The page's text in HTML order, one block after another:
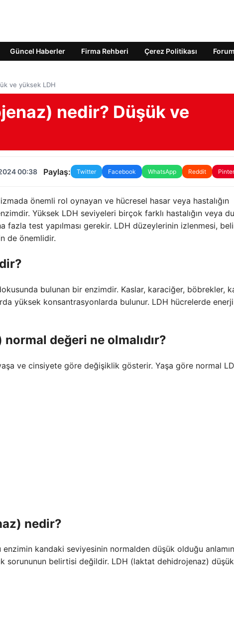
Güncel Haberler Firma Rehberi Çerez Politikası Forum
ve yüksek LDH
nedir? Düşük ve
00:38 Paylaş: Twitter Facebook WhatsApp Reddit
önemli rol oynayan ve hücresel hasar veya hastalığın
Yüksek LDH seviyeleri birçok farklı hastalığın veya
fazla test yapılması gerekir. LDH düzeylerinin izlenmesi,
de önemlidir.
bulunan bir enzimdir. Kaslar, karaciğer, böbrekler,
yüksek konsantrasyonlarda bulunur. LDH hücrelerde enerji
değeri ne olmalıdır?
ve cinsiyete göre değişiklik gösterir. Yaşa göre normal
nedir?
kandaki seviyesinin normalden düşük olduğu
sorununun belirtisi değildir. LDH (laktat dehidrojenaz)